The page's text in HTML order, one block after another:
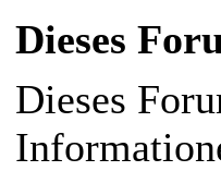
Dieses
Dieses